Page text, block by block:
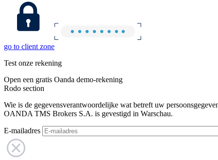
go to client zone
Test onze rekening
Open een gratis Oanda demo-rekening
Rodo section
Wie is de gegevensverantwoordelijke wat betreft uw
OANDA TMS Brokers S.A. is gevestigd in Warschau.
E-mailadres